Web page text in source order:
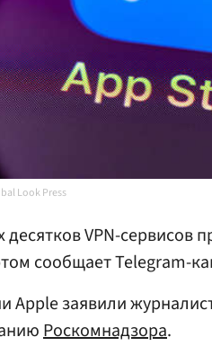
Look Press
десятков VPN-сервисов
сообщает Telegram-
Apple заявили
Роскомнадзора.